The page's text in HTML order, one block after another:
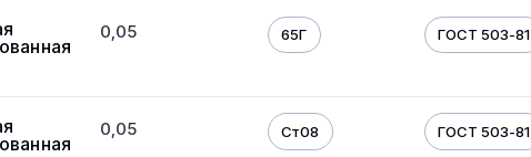
0,05 65Г ГОСТ 503-81
0,05 Ст08 ГОСТ 503-81